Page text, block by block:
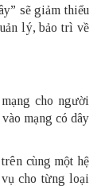
sẽ giảm thiểu
lý, bảo trì về
cho người
mạng có dây
cùng một hệ
cho từng loại